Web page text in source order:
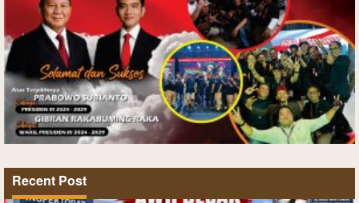
Recent Post